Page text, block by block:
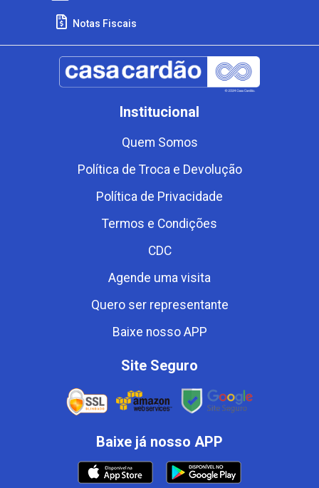
Notas Fiscais
Institucional
Quem Somos
Política de Troca e Devolução
Política de Privacidade
Termos e Condições
CDC
Agende uma visita
Quero ser representante
Baixe nosso APP
Site Seguro
Baixe já nosso APP